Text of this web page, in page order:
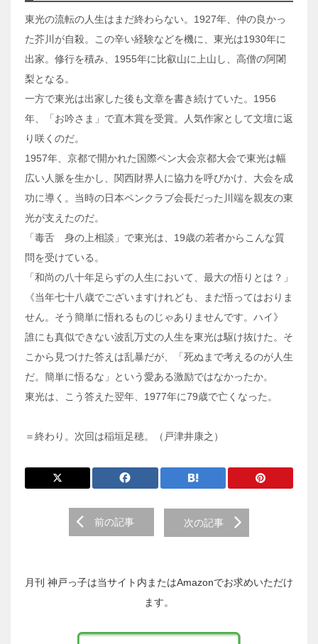
東光の流転の人生はまだ終わらない。1927年、仲の良かっ
た芥川が自殺。この辛い経験などを機に、東光は1930年に
出家。修行を積み、1955年に比叡山に上山し、高僧の阿闍
梨となる。
一方で東光は出家した後も文章を書き続けていた。1956
年、「お吟さま」で直木賞を受賞。人気作家として文壇に返
り咲くのだ。
1957年、京都で開かれた国際ペン大会京都大会で東光は幅
広い人脈を生かし、関西財界人に協力を呼びかけ、大会を成
功に導く。当時の日本ペンクラブ会長だった川端を親友の東
光が支えたのだ。
「毒舌 身の上相談」で東光は、19歳の若者からこんな質
問を受けている。
「和尚の八十年足らずの人生において、最大の悟りとは？」
《当年七十八歳でございますけれども、まだ悟ってはおりま
せん。そう簡単に悟れるものじゃありませんです。ハイ》
誰にも真似できない波乱万丈の人生を東光は駆け抜けた。そ
こから見つけた答えは乱暴だが、「死ぬまで考えるのが人生
だ。簡単に悟るな」という愛ある激励ではなかったか。
東光は、こう答えた翌年、1977年に79歳で亡くなった。
＝終わり。次回は稲垣足穂。（戸津井康之）
稿
前の記事 次の記事
月刊 神戸っ子は当サイト内またはAmazonでお求めいただけ
ます。